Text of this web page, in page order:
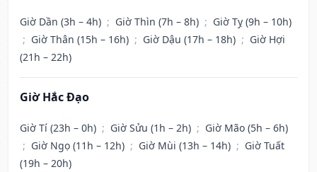
Giờ Dần (3h – 4h) ; Giờ Thìn (7h – 8h) ; Giờ Tỵ (9h – 10h)
; Giờ Thân (15h – 16h) ; Giờ Dậu (17h – 18h) ; Giờ Hợi
(21h – 22h)
Giờ Hắc Đạo
Giờ Tí (23h – 0h) ; Giờ Sửu (1h – 2h) ; Giờ Mão (5h – 6h)
; Giờ Ngọ (11h – 12h) ; Giờ Mùi (13h – 14h) ; Giờ Tuất
(19h – 20h)